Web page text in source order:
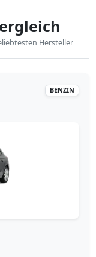
Hersteller
BENZIN